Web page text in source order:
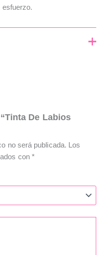
esfuerzo.
De Labios
no será publicada.
Los
con *